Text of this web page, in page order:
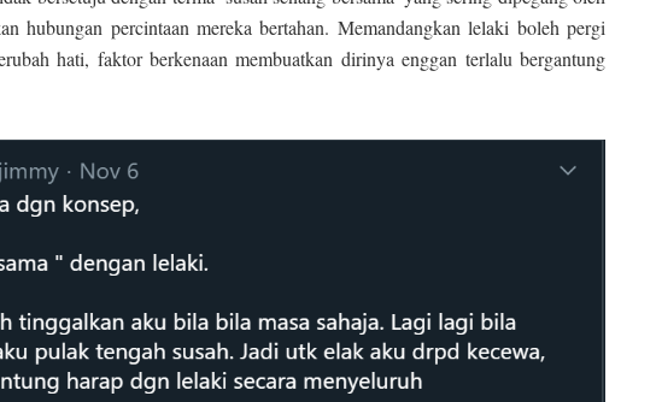
hubungan percintaan mereka bertahan. Memandangkan lelaki boleh pergi
hati, faktor berkenaan membuatkan dirinya enggan terlalu bergantung